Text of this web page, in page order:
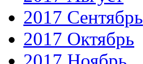
2017 Сентябрь
2017 Октябрь